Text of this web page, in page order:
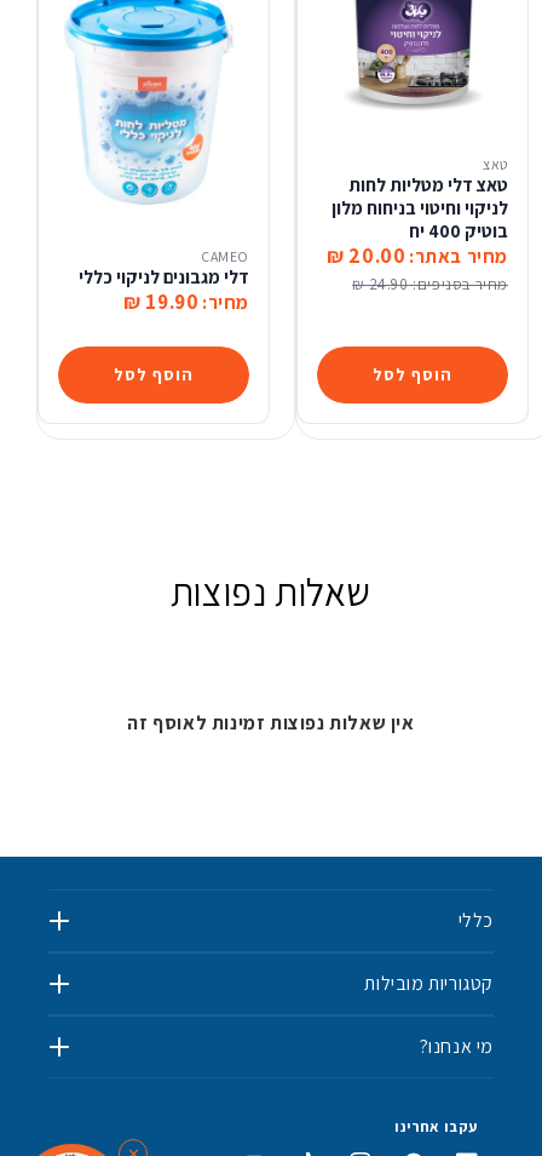
הוסף לסל
טאצ
טאצ דלי מטליות לחות
לניקוי וחיטוי בניחוח מלון
בוטיק 400 יח
מחיר באתר: 20.00 ₪
מחיר בסניפים:24.90 ₪
הוסף לסל
CAMEO
דלי מגבונים לניקוי כללי
מחיר: 19.90 ₪
שאלות נפוצות
אין שאלות נפוצות זמינות לאוסף זה
כללי
קטגוריות מובילות
מי אנחנו?
עקבו אחרינו